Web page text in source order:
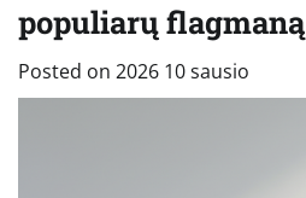
populiarų flagmaną
Posted on 2026 10 sausio